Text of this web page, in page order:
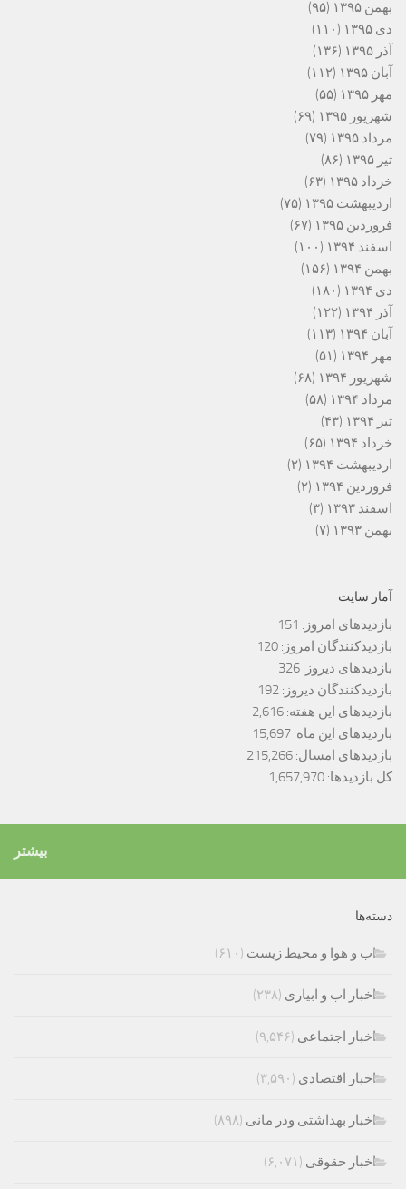
بهمن ۱۳۹۵
(۹۵)
دی ۱۳۹۵
(۱۱۰)
آذر ۱۳۹۵
(۱۳۶)
آبان ۱۳۹۵
(۱۱۲)
مهر ۱۳۹۵
(۵۵)
شهریور ۱۳۹۵
(۶۹)
مرداد ۱۳۹۵
(۷۹)
تیر ۱۳۹۵
(۸۶)
خرداد ۱۳۹۵
(۶۳)
اردیبهشت ۱۳۹۵
(۷۵)
فروردین ۱۳۹۵
(۶۷)
اسفند ۱۳۹۴
(۱۰۰)
بهمن ۱۳۹۴
(۱۵۶)
دی ۱۳۹۴
(۱۸۰)
آذر ۱۳۹۴
(۱۲۲)
آبان ۱۳۹۴
(۱۱۳)
مهر ۱۳۹۴
(۵۱)
شهریور ۱۳۹۴
(۶۸)
مرداد ۱۳۹۴
(۵۸)
تیر ۱۳۹۴
(۴۳)
خرداد ۱۳۹۴
(۶۵)
اردیبهشت ۱۳۹۴
(۲)
فروردین ۱۳۹۴
(۲)
اسفند ۱۳۹۳
(۳)
بهمن ۱۳۹۳
(۷)
آمار سایت
بازدیدهای امروز: 151
بازدیدکنندگان امروز: 120
بازدیدهای دیروز: 326
بازدیدکنندگان دیروز: 192
بازدیدهای این هفته: 2,616
بازدیدهای این ماه: 15,697
بازدیدهای امسال: 215,266
کل بازدیدها: 1,657,970
بیشتر
دسته‌ها
اب و هوا و محیط زیست (۶۱۰)
اخبار اب و ابیاری (۲۳۸)
اخبار اجتماعی (۹,۵۴۶)
اخبار اقتصادی (۳,۵۹۰)
اخبار بهداشتی ودر مانی (۸۹۸)
اخبار حقوقی (۶,۰۷۱)